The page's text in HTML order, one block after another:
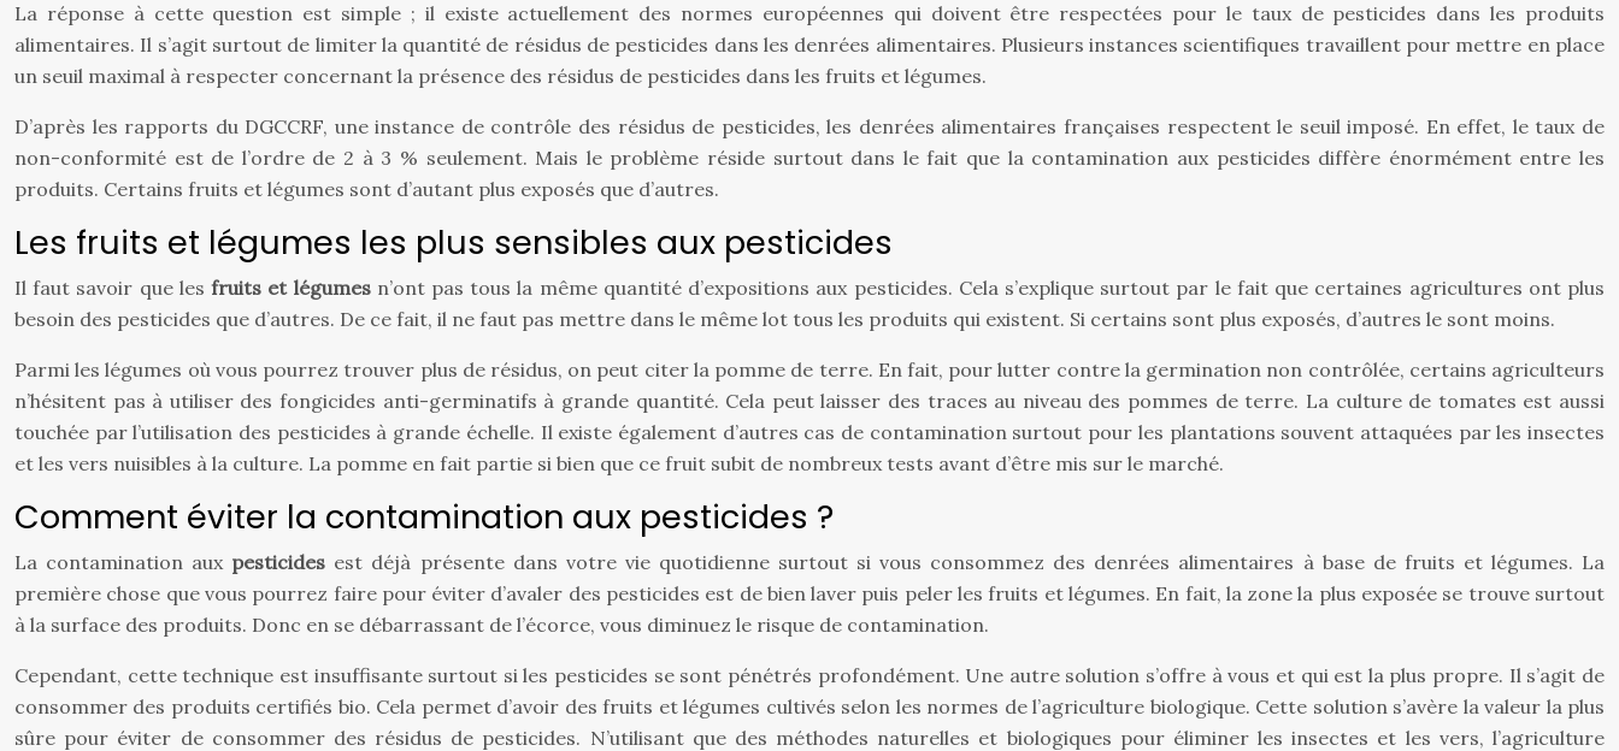
La réponse à cette question est simple ; il existe actuellement des normes européennes qui doivent être respectées pour le taux de pesticides dans les produits
alimentaires. Il s’agit surtout de limiter la quantité de résidus de pesticides dans les denrées alimentaires. Plusieurs instances scientifiques travaillent pour mettre en place
un seuil maximal à respecter concernant la présence des résidus de pesticides dans les fruits et légumes.
D’après les rapports du DGCCRF, une instance de contrôle des résidus de pesticides, les denrées alimentaires françaises respectent le seuil imposé. En effet, le taux de
non-conformité est de l’ordre de 2 à 3 % seulement. Mais le problème réside surtout dans le fait que la contamination aux pesticides diffère énormément entre les
produits. Certains fruits et légumes sont d’autant plus exposés que d’autres.
Les fruits et légumes les plus sensibles aux pesticides
Il faut savoir que lesfruits et légumesn’ont pas tous la même quantité d’expositions aux pesticides. Cela s’explique surtout par le fait que certaines agricultures ont plus
besoin des pesticides que d’autres. De ce fait, il ne faut pas mettre dans le même lot tous les produits qui existent. Si certains sont plus exposés, d’autres le sont moins.
Parmi les légumes où vous pourrez trouver plus de résidus, on peut citer la pomme de terre. En fait, pour lutter contre la germination non contrôlée, certains agriculteurs
n’hésitent pas à utiliser des fongicides anti-germinatifs à grande quantité. Cela peut laisser des traces au niveau des pommes de terre. La culture de tomates est aussi
touchée par l’utilisation des pesticides à grande échelle. Il existe également d’autres cas de contamination surtout pour les plantations souvent attaquées par les insectes
et les vers nuisibles à la culture. La pomme en fait partie si bien que ce fruit subit de nombreux tests avant d’être mis sur le marché.
Comment éviter la contamination aux pesticides ?
La contamination aux pesticides est déjà présente dans votre vie quotidienne surtout si vous consommez des denrées alimentaires à base de fruits et légumes. La
première chose que vous pourrez faire pour éviter d’avaler des pesticides est de bien laver puis peler les fruits et légumes. En fait, la zone la plus exposée se trouve surtout
à la surface des produits. Donc en se débarrassant de l’écorce, vous diminuez le risque de contamination.
Cependant, cette technique est insuffisante surtout si les pesticides se sont pénétrés profondément. Une autre solution s’offre à vous et qui est la plus propre. Il s’agit de
consommer des produits certifiés bio. Cela permet d’avoir des fruits et légumes cultivés selon les normes de l’agriculture biologique. Cette solution s’avère la valeur la plus
sûre pour éviter de consommer des résidus de pesticides. N’utilisant que des méthodes naturelles et biologiques pour éliminer les insectes et les vers, l’agriculture